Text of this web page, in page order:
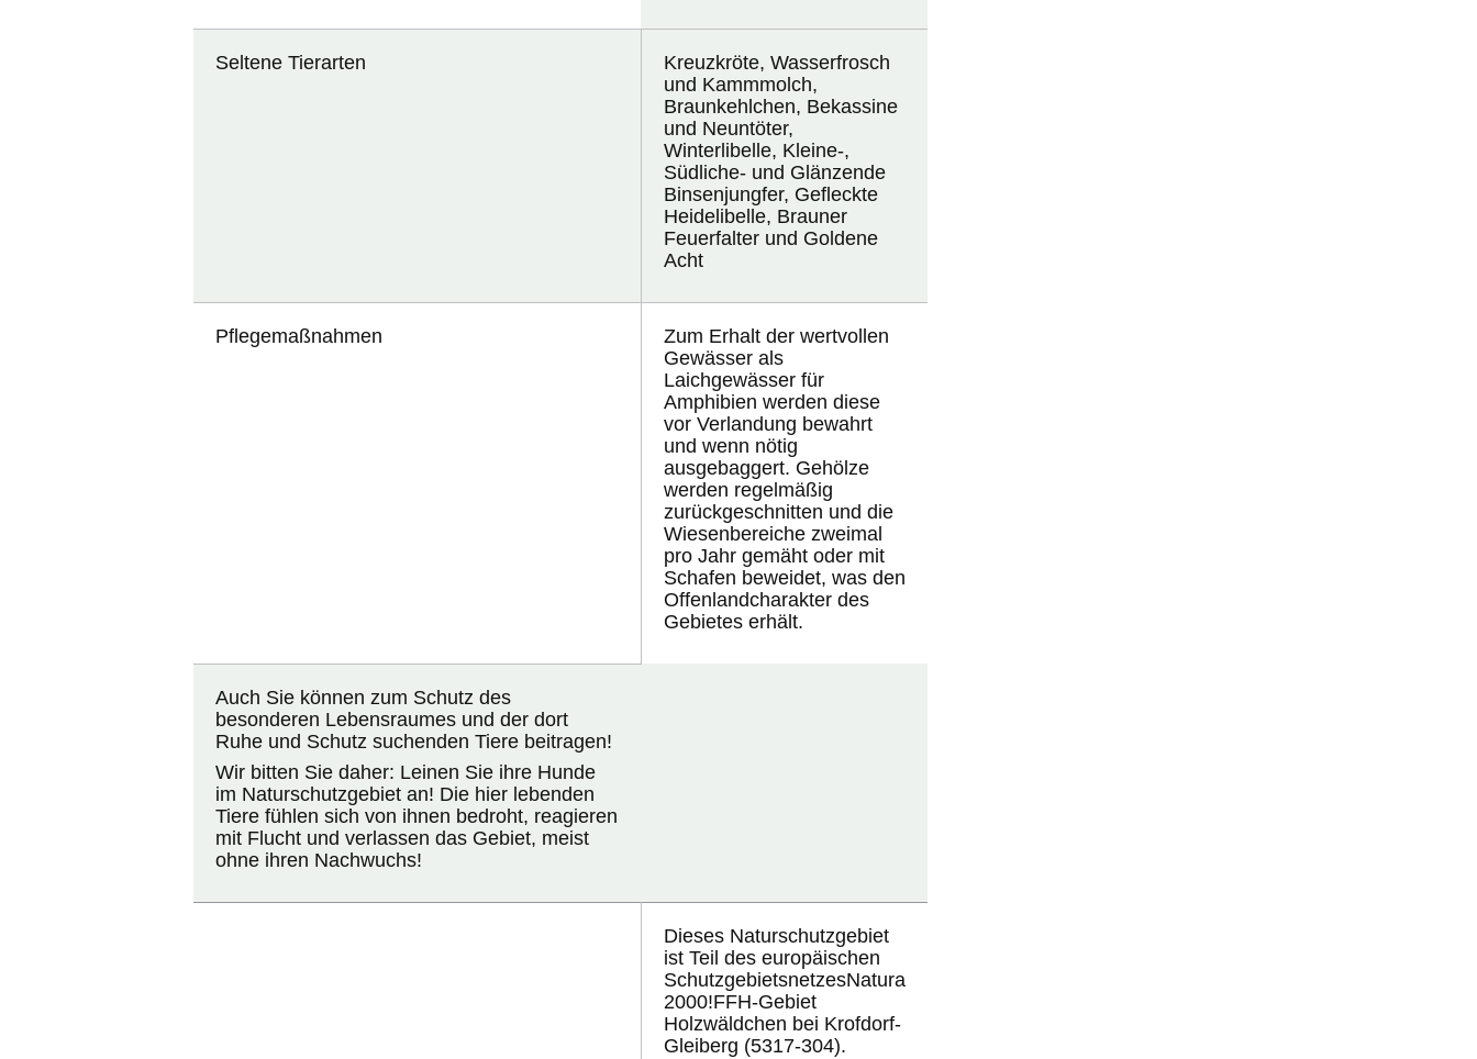
Seltene Tierarten
Kreuzkröte, Wasserfrosch
und Kammmolch,
Braunkehlchen, Bekassine
und Neuntöter,
Winterlibelle, Kleine-,
Südliche- und Glänzende
Binsenjungfer, Gefleckte
Heidelibelle, Brauner
Feuerfalter und Goldene
Acht
Pflegemaßnahmen
Zum Erhalt der wertvollen
Gewässer als
Laichgewässer für
Amphibien werden diese
vor Verlandung bewahrt
und wenn nötig
ausgebaggert. Gehölze
werden regelmäßig
zurückgeschnitten und die
Wiesenbereiche zweimal
pro Jahr gemäht oder mit
Schafen beweidet, was den
Offenlandcharakter des
Gebietes erhält.
Auch Sie können zum Schutz des
besonderen Lebensraumes und der dort
Ruhe und Schutz suchenden Tiere beitragen!
Wir bitten Sie daher: Leinen Sie ihre Hunde
im Naturschutzgebiet an! Die hier lebenden
Tiere fühlen sich von ihnen bedroht, reagieren
mit Flucht und verlassen das Gebiet, meist
ohne ihren Nachwuchs!
Dieses Naturschutzgebiet
ist Teil des europäischen
SchutzgebietsnetzesNatura
2000!FFH-Gebiet
Holzwäldchen bei Krofdorf-
Gleiberg (5317-304).